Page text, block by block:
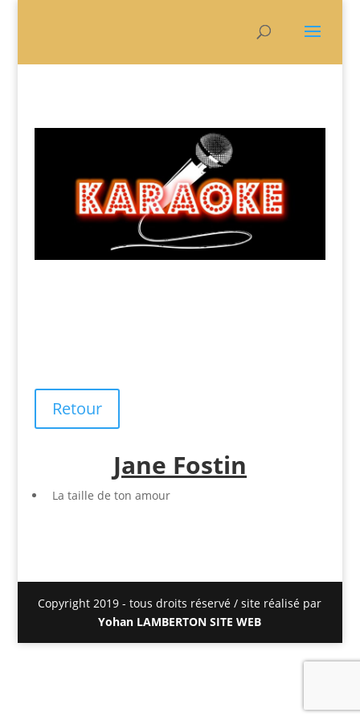
Retour
Jane Fostin
La taille de ton amour
Copyright 2019 - tous droits réservé / site réalisé par
Yohan LAMBERTON SITE WEB